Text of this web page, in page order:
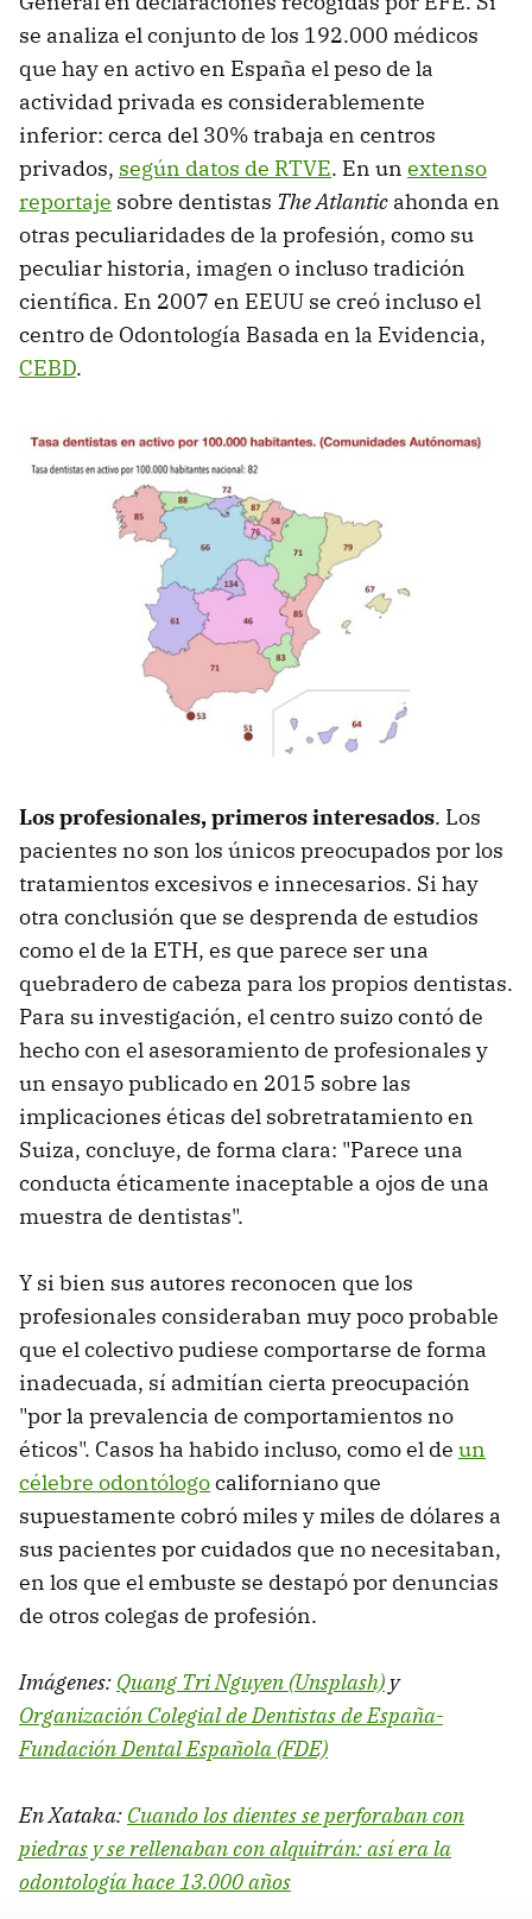
se analiza el conjunto de los 192.000 médicos
que hay en activo en España el peso de la
actividad privada es considerablemente
inferior: cerca del 30% trabaja en centros
privados, según datos de RTVE. En un extenso
reportaje sobre dentistas The Atlantic ahonda en
otras peculiaridades de la profesión, como su
peculiar historia, imagen o incluso tradición
científica. En 2007 en EEUU se creó incluso el
centro de Odontología Basada en la Evidencia,
CEBD.
Los profesionales, primeros interesados. Los
pacientes no son los únicos preocupados por los
tratamientos excesivos e innecesarios. Si hay
otra conclusión que se desprenda de estudios
como el de la ETH, es que parece ser una
quebradero de cabeza para los propios dentistas.
Para su investigación, el centro suizo contó de
hecho con el asesoramiento de profesionales y
un ensayo publicado en 2015 sobre las
implicaciones éticas del sobretratamiento en
Suiza, concluye, de forma clara: "Parece una
conducta éticamente inaceptable a ojos de una
muestra de dentistas".
Y si bien sus autores reconocen que los
profesionales consideraban muy poco probable
que el colectivo pudiese comportarse de forma
inadecuada, sí admitían cierta preocupación
"por la prevalencia de comportamientos no
éticos". Casos ha habido incluso, como el de un
célebre odontólogocaliforniano que
supuestamente cobró miles y miles de dólares a
sus pacientes por cuidados que no necesitaban,
en los que el embuste se destapó por denuncias
de otros colegas de profesión.
Imágenes: Quang Tri Nguyen (Unsplash) y
Organización Colegial de Dentistas de España-
Fundación Dental Española (FDE)
En Xataka: Cuando los dientes se perforaban con
piedras y se rellenaban con alquitrán: así era la
odontología hace 13.000 años